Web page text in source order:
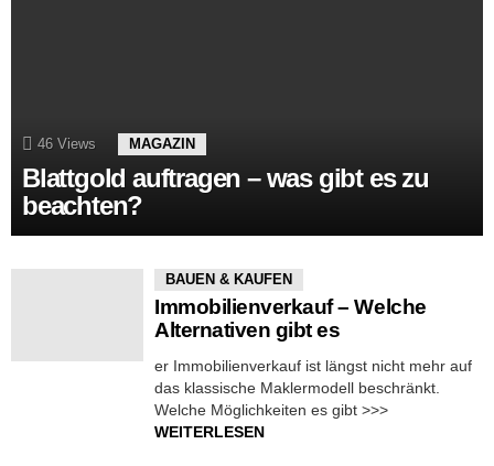
46 Views MAGAZIN
Blattgold auftragen – was gibt es zu
beachten?
BAUEN & KAUFEN
Immobilienverkauf – Welche
Alternativen gibt es
er Immobilienverkauf ist längst nicht mehr auf
das klassische Maklermodell beschränkt.
Welche Möglichkeiten es gibt >>>
WEITERLESEN